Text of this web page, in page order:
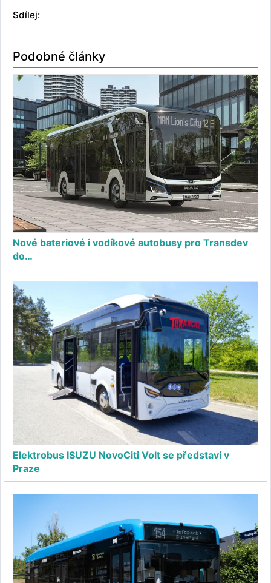
Sdílej:
Podobné články
Nové bateriové i vodíkové autobusy pro Transdev
do…
Elektrobus ISUZU NovoCiti Volt se představí v
Praze